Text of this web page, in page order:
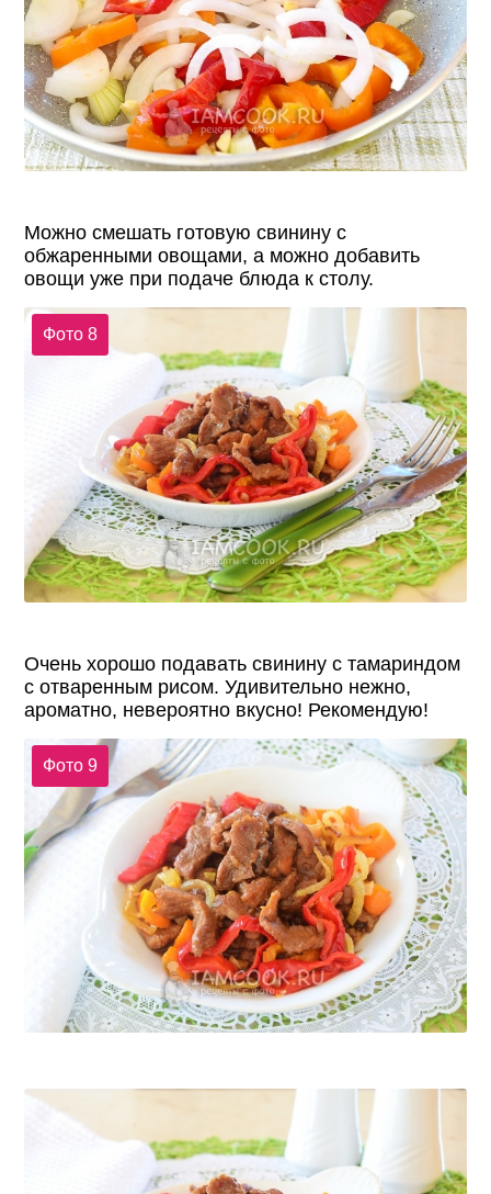
Можно смешать готовую свинину с
обжаренными овощами, а можно добавить
овощи уже при подаче блюда к столу.
Фото 8
Очень хорошо подавать свинину с тамариндом
с отваренным рисом. Удивительно нежно,
ароматно, невероятно вкусно! Рекомендую!
Фото 9